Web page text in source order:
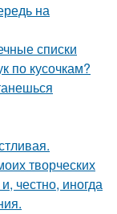
на
списки
по кусочкам?
творческих
честно, иногда